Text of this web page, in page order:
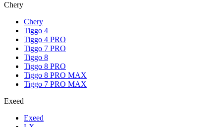
Chery
Chery
Tiggo 4
Tiggo 4 PRO
Tiggo 7 PRO
Tiggo 8
Tiggo 8 PRO
Tiggo 8 PRO MAX
Tiggo 7 PRO MAX
Exeed
Exeed